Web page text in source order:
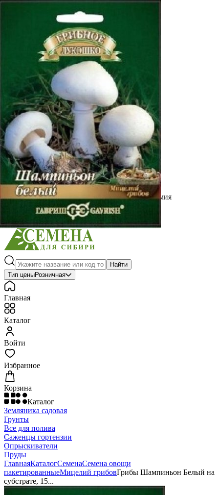
Обратный звонокЗаказать обратный звонок
Каталог
Семена
Грунты
Газонные травы, сидераты
Горшки, рассадники, аксессуары
Посадочный материал
Садовый инструмент, инвентарь
Консервирование
Средства защиты, удобрения, добавки, химия
Обустройство сада, декор
Найти
Тип ценыРозничная
Главная
Каталог
Войти
Избранное
Корзина
Каталог
Земляника садовая
Грунты
Все для полива
Саженцы гортензии
Опрыскиватели
Пруды
ГлавнаяКаталогСеменаСемена овощи
пакетированныеМицелий грибовГрибы Шампиньон Белый на
субстрате, 15...